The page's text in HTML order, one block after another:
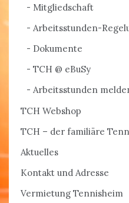
Mitgliedschaft
Arbeitsstunden-
Dokumente
TCH @ eBuSy
Arbeitsstunden
TCH Webshop
TCH – der familiäre
Aktuelles
Kontakt und Adresse
Vermietung Tennisheim